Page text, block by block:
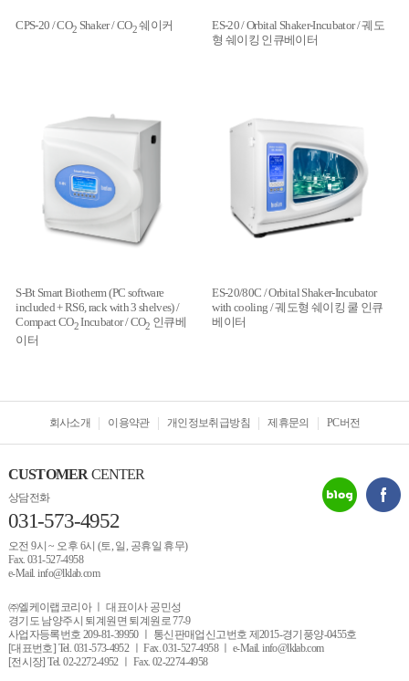
CPS-20 / CO2 Shaker / CO2쉐이커
ES-20 / Orbital Shaker-Incubator / 궤도
형 쉐이킹 인큐베이터
S-Bt Smart Biotherm (PC software
included + RS6, rack with 3 shelves) /
Compact CO2Incubator / CO2 인큐베
이터
ES-20/80C / Orbital Shaker-Incubator
with cooling / 궤도형 쉐이킹 쿨 인큐
베이터
회사소개 이용약관 개인정보취급방침 제휴문의 PC버전
CUSTOMERCENTER
상담전화
031-573-4952
오전 9시 ~ 오후 6시 (토, 일, 공휴일 휴무)
Fax. 031-527-4958
e-Mail. info@lklab.com
㈜엘케이랩코리아 ㅣ 대표이사 공민성
경기도 남양주시 퇴계원면 퇴계원로 77-9
사업자등록번호 209-81-39950 ㅣ 통신판매업신고번호 제2015-경기풍양-0455호
[대표번호] Tel. 031-573-4952 ㅣ Fax. 031-527-4958 ㅣ e-Mail. info@lklab.com
[전시장] Tel. 02-2272-4952 ㅣ Fax. 02-2274-4958